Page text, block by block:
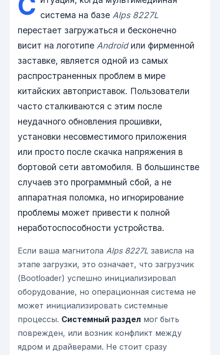
система на базе Alps 8227L
перестает загружаться и бесконечно
висит на логотипе Androidили фирменной
заставке, является одной из самых
распространенных проблем в мире
китайских автоприставок. Пользователи
часто сталкиваются с этим после
неудачного обновления прошивки,
установки несовместимого приложения
или просто после скачка напряжения в
бортовой сети автомобиля. В большинстве
случаев это программный сбой, а не
аппаратная поломка, но игнорирование
проблемы может привести к полной
неработоспособности устройства.
Если ваша магнитола Alps 8227L зависла на
этапе загрузки, это означает, что загрузчик
(Bootloader) успешно инициализировал
оборудование, но операционная система не
может инициализировать системные
процессы. Системный раздел мог быть
поврежден, или возник конфликт между
ядром и драйверами. Не стоит сразу